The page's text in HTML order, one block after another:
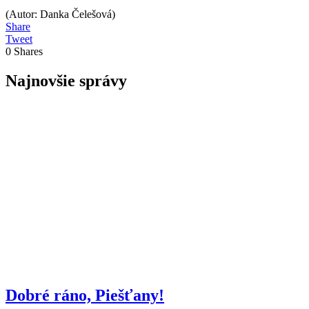
(Autor: Danka Čelešová)
Share
Tweet
0 Shares
Najnovšie správy
Dobré ráno, Piešťany!